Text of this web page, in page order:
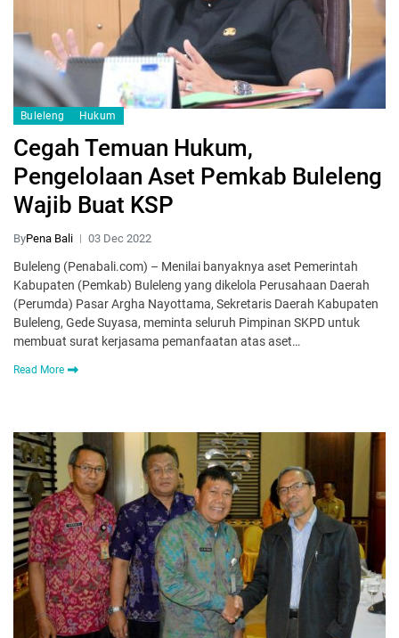
Buleleng Hukum
Cegah Temuan Hukum,
Pengelolaan Aset Pemkab Buleleng
Wajib Buat KSP
ByPena Bali 03 Dec 2022
Buleleng (Penabali.com) – Menilai banyaknya aset Pemerintah
Kabupaten (Pemkab) Buleleng yang dikelola Perusahaan Daerah
(Perumda) Pasar Argha Nayottama, Sekretaris Daerah Kabupaten
Buleleng, Gede Suyasa, meminta seluruh Pimpinan SKPD untuk
membuat surat kerjasama pemanfaatan atas aset…
Read More